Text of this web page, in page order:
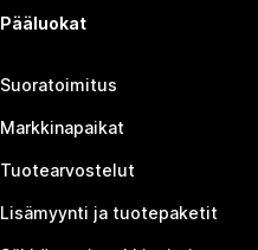
Pääluokat
Suoratoimitus
Markkinapaikat
Tuotearvostelut
Lisämyynti ja tuotepaketit